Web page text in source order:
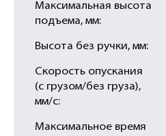
Максимальная высота
подъема, мм:
Высота без ручки, мм:
Скорость опускания
(с грузом/без груза),
мм/с:
Максимальное время